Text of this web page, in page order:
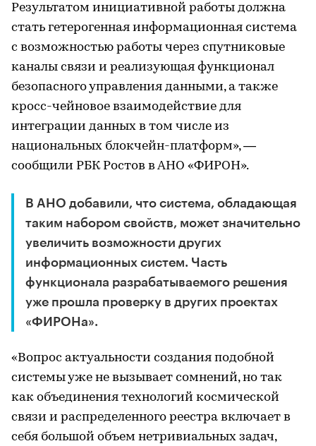
Результатом инициативной работы должна
стать гетерогенная информационная система
с возможностью работы через спутниковые
каналы связи и реализующая функционал
безопасного управления данными, а также
кросс-чейновое взаимодействие для
интеграции данных в том числе из
национальных блокчейн-платформ», —
сообщили РБК Ростов в АНО «ФИРОН».
В АНО добавили, что система, обладающая
таким набором свойств, может значительно
увеличить возможности других
информационных систем. Часть
функционала разрабатываемого решения
уже прошла проверку в других проектах
«ФИРОНа».
«Вопрос актуальности создания подобной
системы уже не вызывает сомнений, но так
как объединения технологий космической
связи и распределенного реестра включает в
себя большой объем нетривиальных задач,